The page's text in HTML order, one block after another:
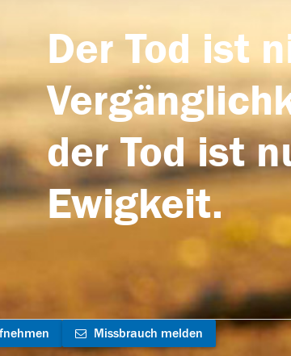
Der Tod ist
der Tod ist
Ewigkeit.
Missbrauch melden